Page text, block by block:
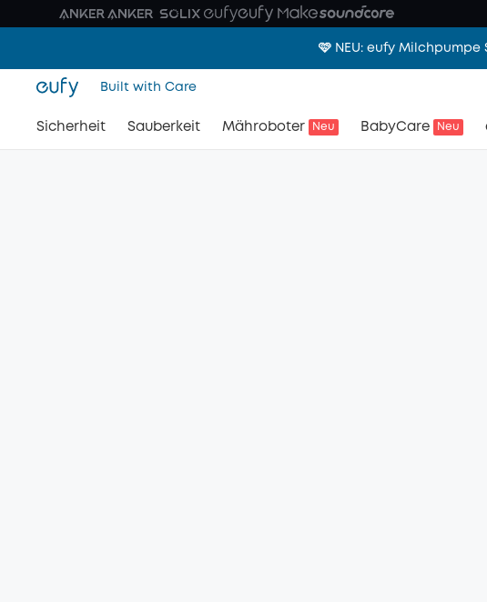
🩷 NEU: eufy
Built with Care
Sicherheit Sauberkeit Mähroboter Neu BabyCare Neu